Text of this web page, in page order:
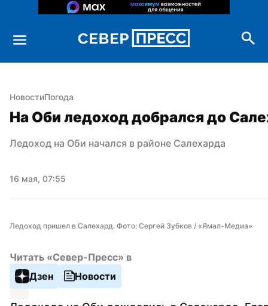
НовостиПогода
На Оби ледоход добрался до
Ледоход на Оби начался в районе Салехарда
16 мая, 07:55
Ледоход пришел в Салехард. Фото: Сергей Зубков / «Ямал-Медиа»
Читать «Север-Пресс» в
Дзен
Новости